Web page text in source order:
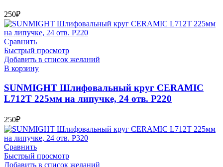
250₽
Сравнить
Быстрый просмотр
Добавить в список желаний
В корзину
SUNMIGHT Шлифовальный круг CERAMIC
L712T 225мм на липучке, 24 отв. P220
250₽
Сравнить
Быстрый просмотр
Добавить в список желаний